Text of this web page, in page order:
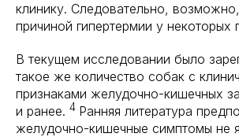
клинику. Следовательно,
причиной гипертермии у некоторых
В текущем исследовании было
такое же количество собак с
признаками желудочно-кишечных
и ранее. 4 Ранняя литература
желудочно-кишечные симптомы не